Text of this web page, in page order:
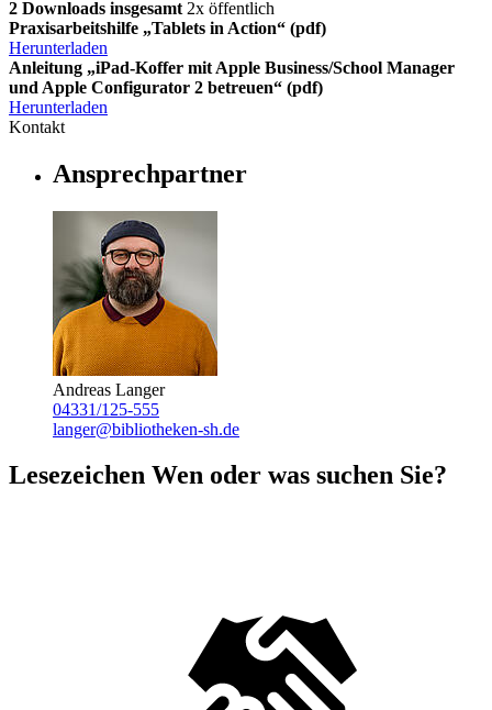
2 Downloads insgesamt 2x öffentlich
Praxisarbeitshilfe „Tablets in Action“ (pdf)
Herunterladen
Anleitung „iPad-Koffer mit Apple Business/School Manager
und Apple Configurator 2 betreuen“ (pdf)
Herunterladen
Kontakt
Ansprechpartner
Andreas Langer
04331/125-555
langer@bibliotheken-sh.de
Lesezeichen Wen oder was suchen Sie?